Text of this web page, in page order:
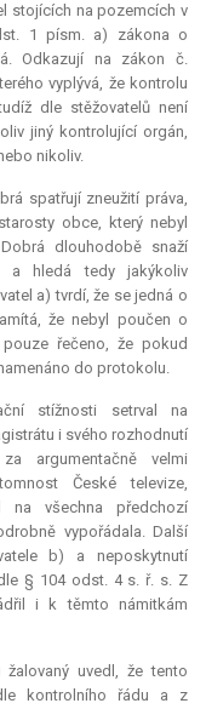
stojících na pozemcích v
1 písm. a) zákona o
Odkazují na zákon č.
vyplývá, že kontrolu
dle stěžovatelů není
jiný kontrolující orgán,
nikoliv.
spatřují zneužití práva,
obce, který nebyl
dlouhodobě snaží
a hledá tedy jakýkoliv
a) tvrdí, že se jedná o
že nebyl poučen o
řečeno, že pokud
do protokolu.
stížnosti setrval na
i svého rozhodnutí
argumentačně velmi
České televize,
na všechna předchozí
vypořádala. Další
b) a neposkytnutí
§ 104 odst. 4 s. ř. s. Z
i k těmto námitkám
uvedl, že tento
kontrolního řádu a z